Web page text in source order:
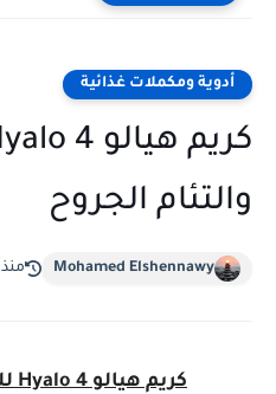
أدوية ومكملات غذائية
والتئام الجروح
Mohamed Elshennawy منذ 6 سنة
كريم هيالو 4 Hyalo للحروق والتئام الجروح